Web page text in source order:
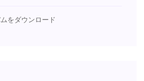
をダウンロード